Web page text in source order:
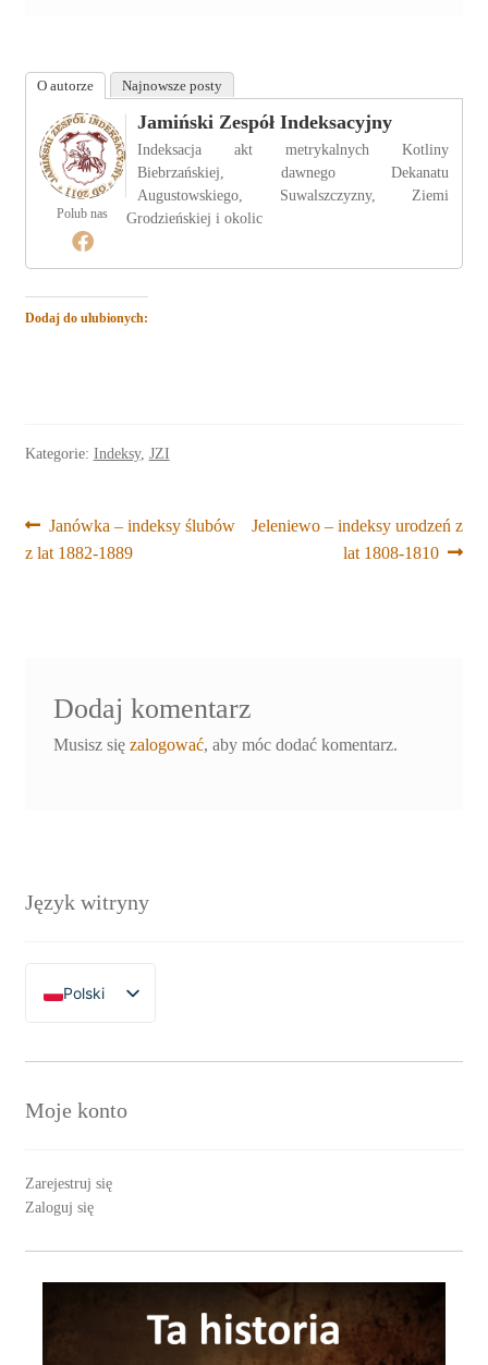
O autorze Najnowsze posty
Polub nas
Jamiński Zespół Indeksacyjny
Indeksacja akt metrykalnych Kotliny
Biebrzańskiej, dawnego Dekanatu
Augustowskiego, Suwalszczyzny, Ziemi
Grodzieńskiej i okolic
Dodaj do ulubionych:
Kategorie: Indeksy, JZI
Nawigacja
Poprzedni
wpis:
Janówka – indeksy ślubów
z lat 1882-1889
Następny
Jeleniewo – indeksy urodzeń z
lat 1808-1810
Dodaj komentarz
Musisz się zalogować, aby móc dodać komentarz.
Język witryny
Polski
English
Moje konto
Zarejestruj się
Zaloguj się